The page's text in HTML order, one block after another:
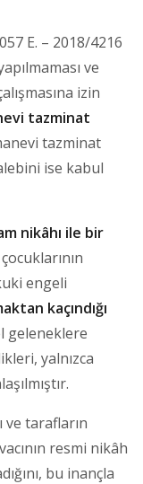
E. – 2018/4216
ve
izin
tazminat
tazminat
ise kabul
nikâhı ile bir
engeli
kaçındığı
geleneklere
yalnızca
ve tarafların
resmi nikâh
bu inançla